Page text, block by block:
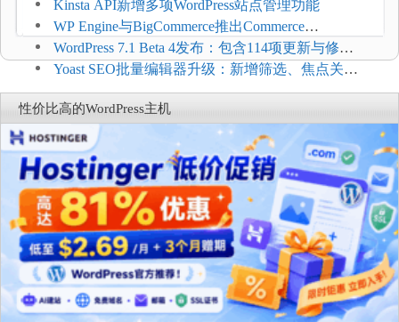
方便
Kinsta API新增多项WordPress站点管理功能
WP Engine与BigCommerce推出Commerce
Connect：WordPress商店可保留前台体验并扩展电
商能力
WordPress 7.1 Beta 4发布：包含114项更新与修
复，仅建议在测试环境体验
Yoast SEO批量编辑器升级：新增筛选、焦点关键
词与AI元数据草稿
性价比高的WordPress主机